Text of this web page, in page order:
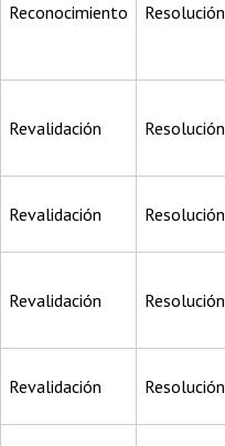
Reconocimiento Resolución
Revalidación Resolución
Revalidación Resolución
Revalidación Resolución
Revalidación Resolución